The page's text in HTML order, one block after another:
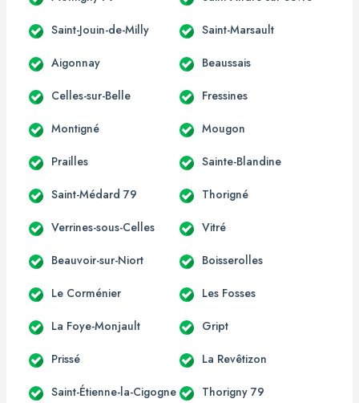
Saint-Jouin-de-Milly Saint-Marsault
Aigonnay Beaussais
Celles-sur-Belle Fressines
Montigné Mougon
Prailles Sainte-Blandine
Saint-Médard 79 Thorigné
Verrines-sous-Celles Vitré
Beauvoir-sur-Niort Boisserolles
Le Corménier Les Fosses
La Foye-Monjault Gript
Prissé La Revêtizon
Saint-Étienne-la-Cigogne Thorigny 79